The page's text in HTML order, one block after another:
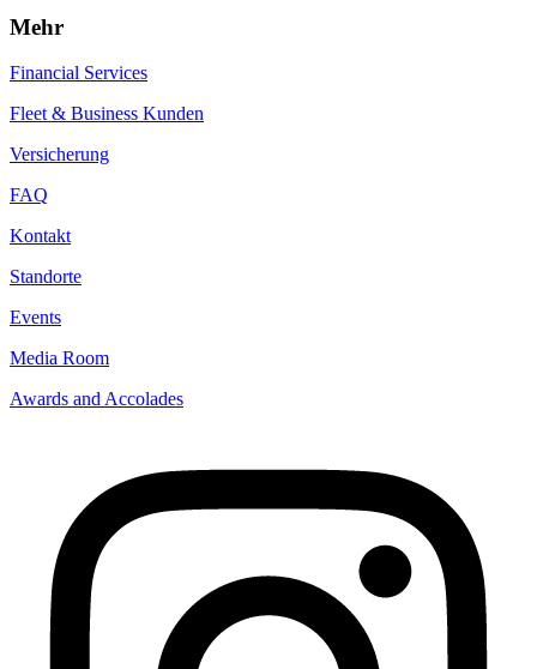
Mehr
Financial Services
Fleet & Business Kunden
Versicherung
FAQ
Kontakt
Standorte
Events
Media Room
Awards and Accolades